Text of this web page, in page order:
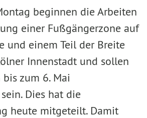
beginnen die Arbeiten
einer Fußgängerzone auf
und einem Teil der Breite
Innenstadt und sollen
zum 6. Mai
Dies hat die
heute mitgeteilt. Damit